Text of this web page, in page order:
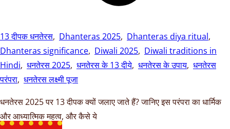
13 दीपक धनतेरस, Dhanteras 2025, Dhanteras diya ritual,
Dhanteras significance, Diwali 2025, Diwali traditions in
Hindi, धनतेरस 2025, धनतेरस के 13 दीये, धनतेरस के उपाय, धनतेरस
परंपरा, धनतेरस लक्ष्मी पूजा
धनतेरस 2025 पर 13 दीपक क्यों जलाए जाते हैं? जानिए इस परंपरा का धार्मिक
और आध्यात्मिक महत्व, और कैसे ये